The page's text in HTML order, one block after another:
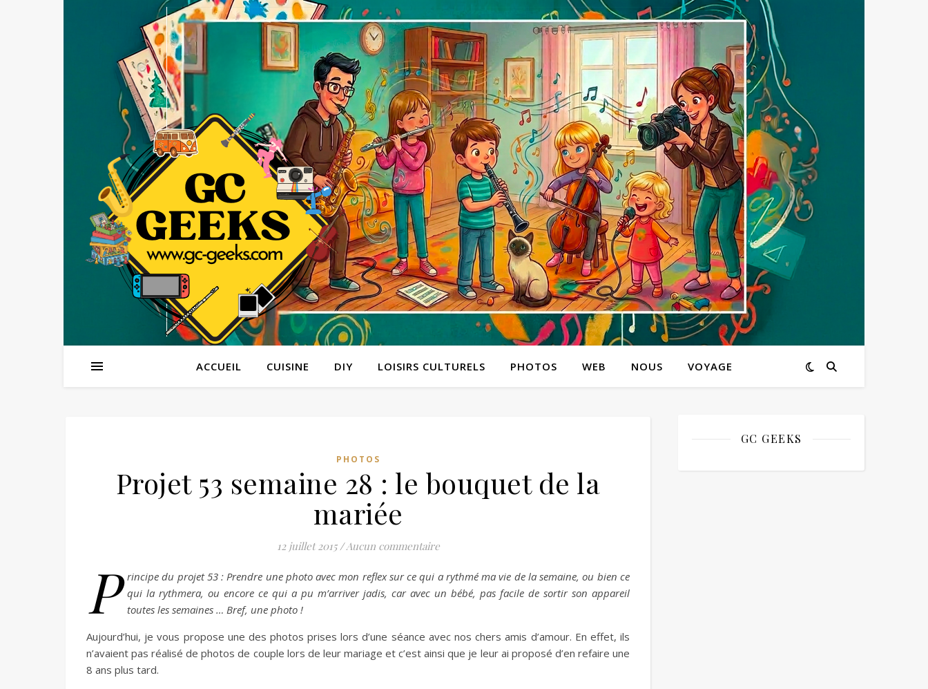
ACCUEIL CUISINE DIY LOISIRS CULTURELS PHOTOS WEB NOUS VOYAGE
PHOTOS
Projet 53 semaine 28 : le bouquet de la
mariée
12 juillet 2015 /Aucun commentaire
P rincipe du projet 53 : Prendre une photo avec mon reflex sur ce qui a rythmé ma vie de la semaine, ou bien ce
qui la rythmera, ou encore ce qui a pu m’arriver jadis, car avec un bébé, pas facile de sortir son appareil
toutes les semaines … Bref, une photo !
Aujourd’hui, je vous propose une des photos prises lors d’une séance avec nos chers amis d’amour. En effet, ils
n’avaient pas réalisé de photos de couple lors de leur mariage et c’est ainsi que je leur ai proposé d’en refaire une
8 ans plus tard.
GC GEEKS